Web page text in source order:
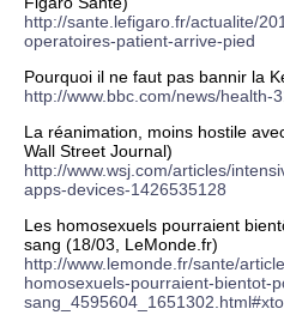
http://sante.lefigaro.fr/actualite/
operatoires-patient-arrive-pied
Pourquoi il ne faut pas bannir la
http://www.bbc.com/news/health-
La réanimation, moins hostile
Wall Street Journal)
http://www.wsj.com/articles/
apps-devices-1426535128
Les homosexuels pourraient
sang (18/03, LeMonde.fr)
http://www.lemonde.fr/sante/
homosexuels-pourraient-bientot-